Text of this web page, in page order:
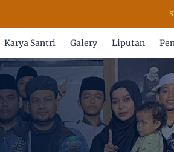
Karya Santri Galery Liputan